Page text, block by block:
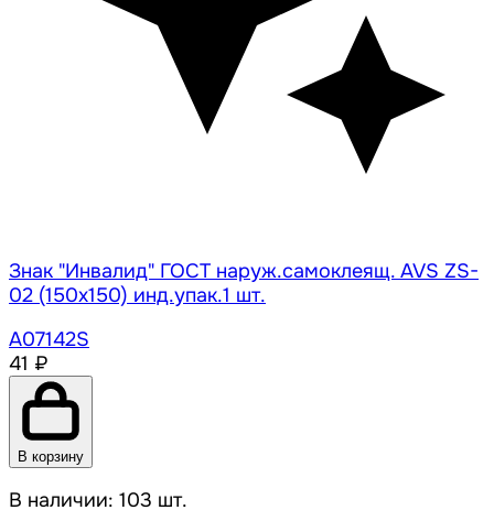
Знак "Инвалид" ГОСТ наруж.самоклеящ. AVS ZS-
02 (150x150) инд.упак.1 шт.
A07142S
41 ₽
В корзину
В наличии: 103 шт.